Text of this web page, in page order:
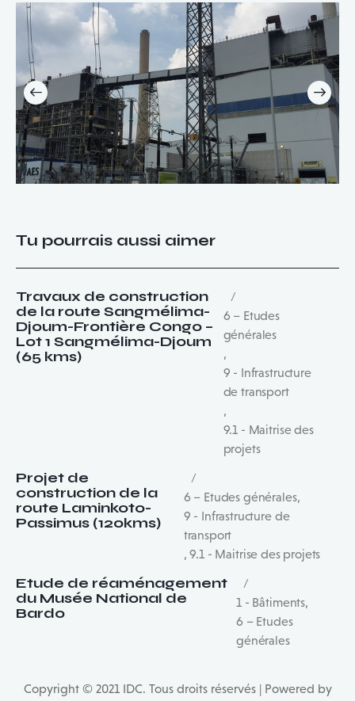
Tu pourrais aussi aimer
6 – Etudes
générales
,
9 - Infrastructure
de transport
,
9.1 - Maitrise des
projets
Travaux de construction
de la route Sangmélima-
Djoum-Frontière Congo –
Lot 1 Sangmélima-Djoum
(65 kms)
6 – Etudes générales,
9 - Infrastructure de
transport
,9.1 - Maitrise des projets
Projet de
construction de la
route Laminkoto-
Passimus (120kms)
1 - Bâtiments,
6 – Etudes
générales
Etude de réaménagement
du Musée National de
Bardo
Copyright © 2021 IDC. Tous droits réservés | Powered by